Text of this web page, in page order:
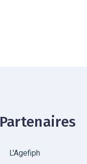
Partenaires
L'Agefiph